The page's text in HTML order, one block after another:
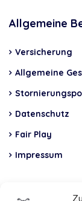
Allgemeine
Versicherung
Allgemeine
Datenschutz
Fair Play
Impressum